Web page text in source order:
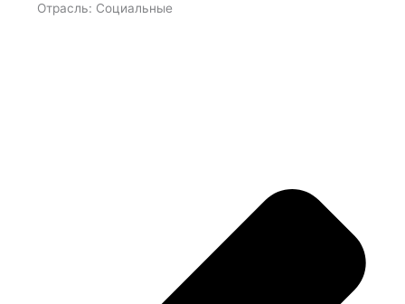
Отрасль: Социальные